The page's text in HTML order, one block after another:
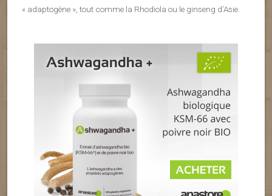
« adaptogène », tout comme la Rhodiola ou le ginseng d’Asie.